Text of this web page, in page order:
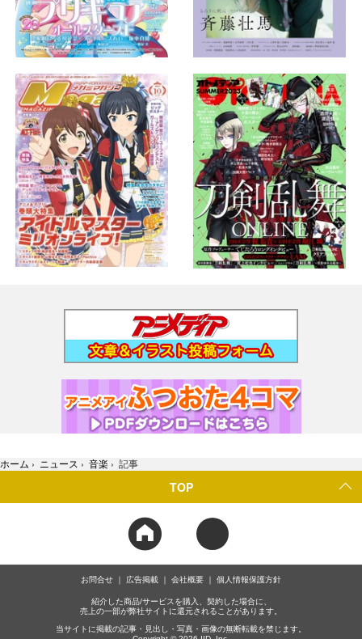
ホーム › ニュース › 音楽 › 記事
TOP
お問合せ 広告掲載 会社概要 個人情報保護方針
紹介した商品/サービスを購入、契約した場合に、
売上の一部が弊社サイトに還元されることがあります。
当サイトに掲載の記事・見出し・写真・画像の無断転載を禁じます。